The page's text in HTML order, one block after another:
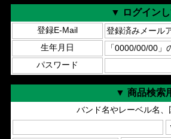
▼ ログイン
登録E-Mail
生年月日
パスワード
▼ 商品検索
バンド名やレーベル名